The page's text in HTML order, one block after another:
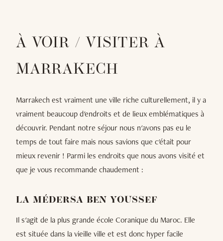
À VOIR / VISITER À
MARRAKECH
Marrakech est vraiment une ville riche culturellement, il y a
vraiment beaucoup d'endroits et de lieux emblématiques à
découvrir. Pendant notre séjour nous n'avons pas eu le
temps de tout faire mais nous savions que c'était pour
mieux revenir ! Parmi les endroits que nous avons visité et
que je vous recommande chaudement :
LA MÉDERSA BEN YOUSSEF
Il s'agit de la plus grande école Coranique du Maroc. Elle
est située dans la vieille ville et est donc hyper facile